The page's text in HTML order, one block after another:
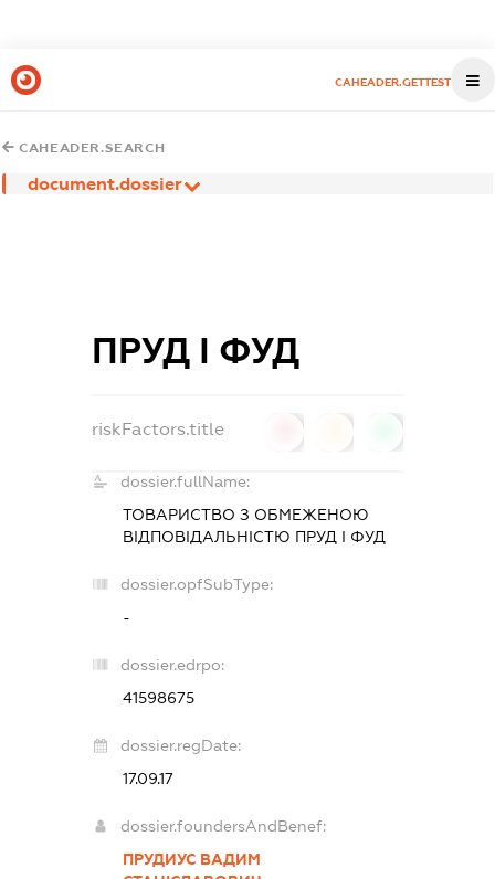
CAHEADER.GETTEST
CAHEADER.SEARCH
document.dossier
ПРУД І ФУД
riskFactors.title
dossier.fullName:
ТОВАРИСТВО З ОБМЕЖЕНОЮ
ВІДПОВІДАЛЬНІСТЮ ПРУД І ФУД
dossier.opfSubType:
-
dossier.edrpo:
41598675
dossier.regDate:
17.09.17
dossier.foundersAndBenef:
ПРУДИУС ВАДИМ